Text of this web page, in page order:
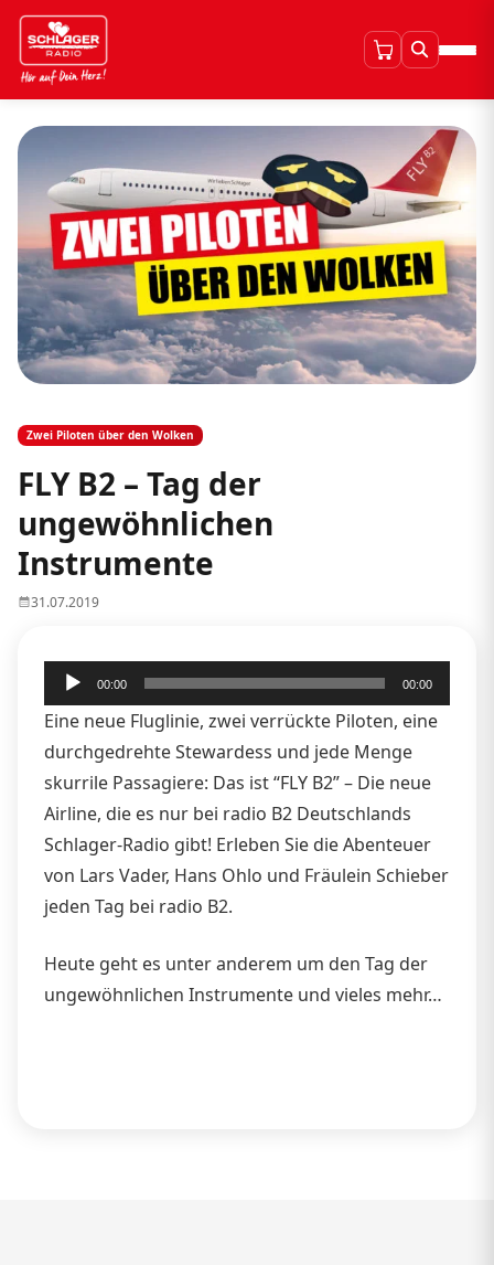
Zwei Piloten über den Wolken
FLY B2 – Tag der
ungewöhnlichen
Instrumente
31.07.2019
Audio-
Player
00:00 00:00
Eine neue Fluglinie, zwei verrückte Piloten, eine
durchgedrehte Stewardess und jede Menge
skurrile Passagiere: Das ist “FLY B2” – Die neue
Airline, die es nur bei radio B2 Deutschlands
Schlager-Radio gibt! Erleben Sie die Abenteuer
von Lars Vader, Hans Ohlo und Fräulein Schieber
jeden Tag bei radio B2.
Heute geht es unter anderem um den Tag der
ungewöhnlichen Instrumente und vieles mehr…